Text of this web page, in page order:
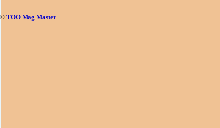
© ТОО Mag Master